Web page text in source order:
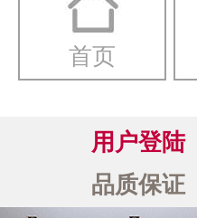
首页
用户登陆
品质保证